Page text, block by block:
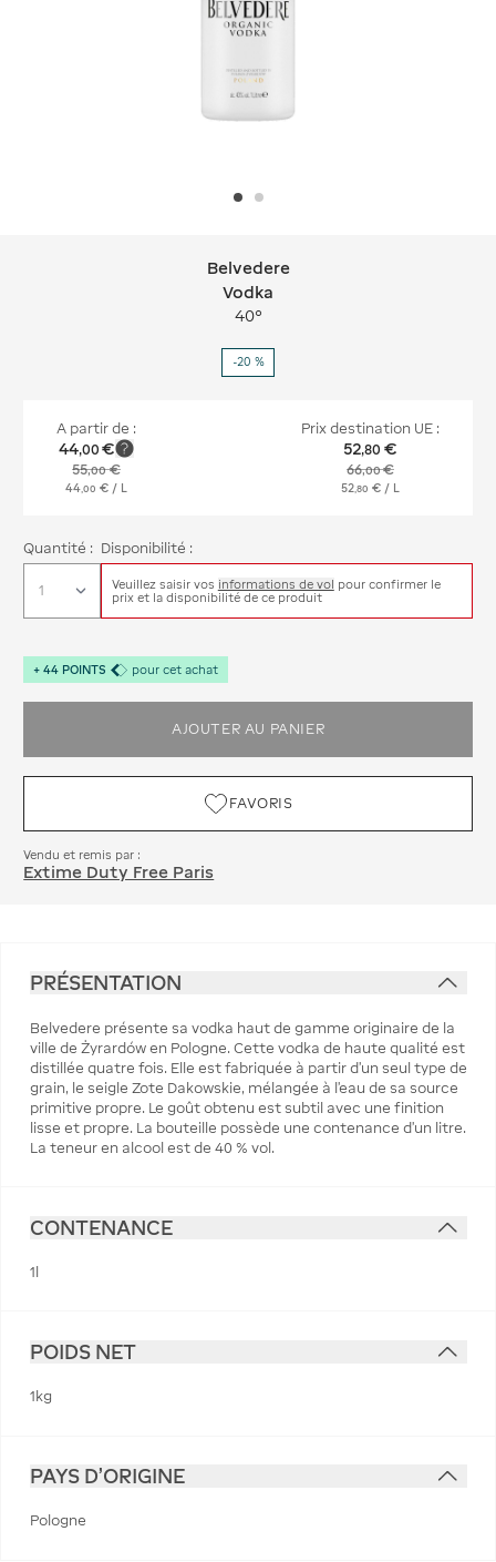
Belvedere VodkaBelvedere
Vodka
40°
-20 %
A partir de :
44,00 €
55,00€
44 ,00 € / L
Prix destination UE :
52,80 €
66,00€
52 ,80 € / L
Quantité : Disponibilité :
Veuillez saisir vos informations de vol pour confirmer le
prix et la disponibilité de ce produit
+ 44 POINTS pour cet achat
AJOUTER AU PANIER
FAVORIS
Vendu et remis par :
Extime Duty Free Paris
PRÉSENTATION
Belvedere présente sa vodka haut de gamme originaire de la
ville de Żyrardów en Pologne. Cette vodka de haute qualité est
distillée quatre fois. Elle est fabriquée à partir d'un seul type de
grain, le seigle Zote Dakowskie, mélangée à l'eau de sa source
primitive propre. Le goût obtenu est subtil avec une finition
lisse et propre. La bouteille possède une contenance d'un litre.
La teneur en alcool est de 40 % vol.
CONTENANCE
1l
POIDS NET
1kg
PAYS D'ORIGINE
Pologne